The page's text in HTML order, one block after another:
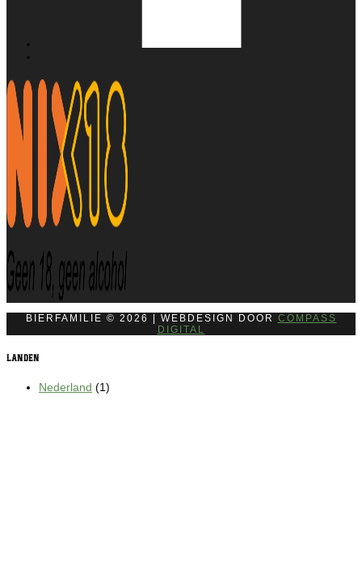
BIERFAMILIE © 2026 | WEBDESIGN DOOR COMPASS
DIGITAL
Landen
Nederland (1)